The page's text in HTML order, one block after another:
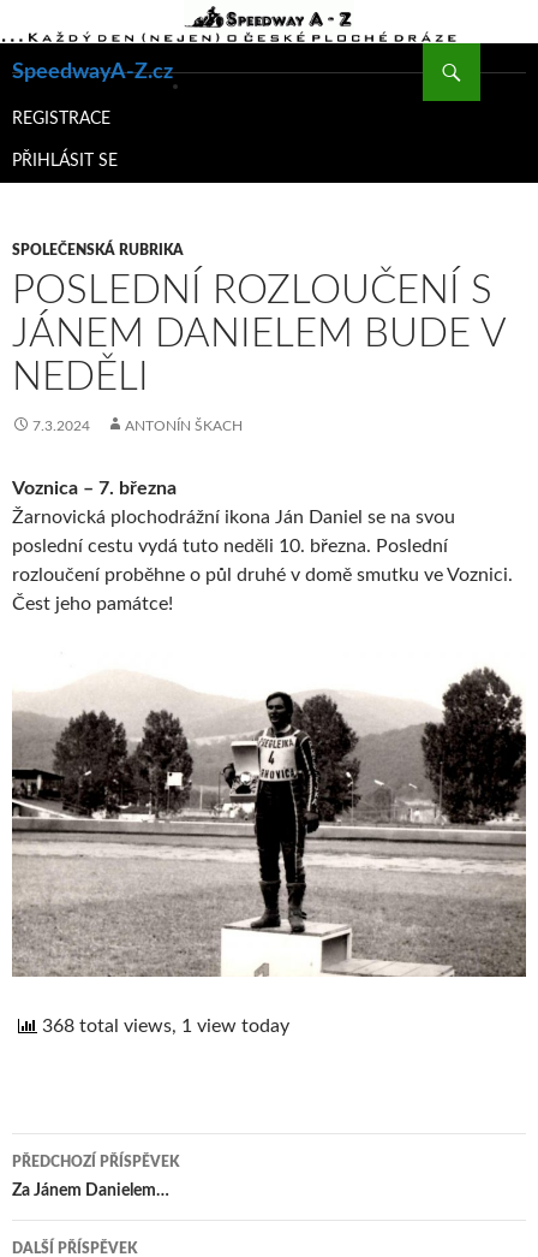
SpeedwayA-Z.cz
K
WEBU
REGISTRACE
PŘIHLÁSIT SE
SPOLEČENSKÁ RUBRIKA
POSLEDNÍ ROZLOUČENÍ S
JÁNEM DANIELEM BUDE V
NEDĚLI
7.3.2024 ANTONÍN ŠKACH
Voznica – 7. března
Žarnovická plochodrážní ikona Ján Daniel se na svou
poslední cestu vydá tuto neděli 10. března. Poslední
rozloučení proběhne o půl druhé v domě smutku ve Voznici.
Čest jeho památce!
368 total views, 1 view today
Navigace
pro
PŘEDCHOZÍ PŘÍSPĚVEK
Za Jánem Danielem…
DALŠÍ PŘÍSPĚVEK